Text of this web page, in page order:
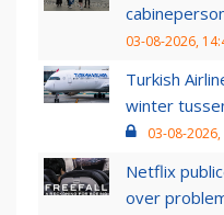
03-08-2026,
Turkish
winter
03-08-2026,
Netflix
over